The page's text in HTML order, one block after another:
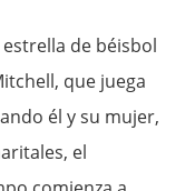
de béisbol
que juega
él y su mujer,
el